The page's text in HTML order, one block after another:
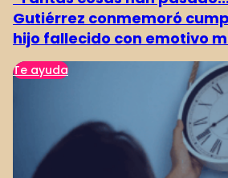
Gutiérrez conmemoró
hijo fallecido con emotivo
Te ayuda